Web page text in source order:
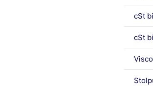
cSt
cSt